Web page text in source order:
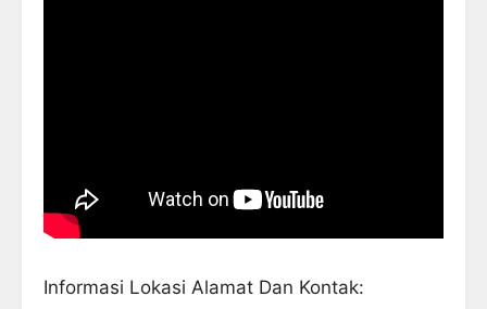
Informasi Lokasi Alamat Dan Kontak: